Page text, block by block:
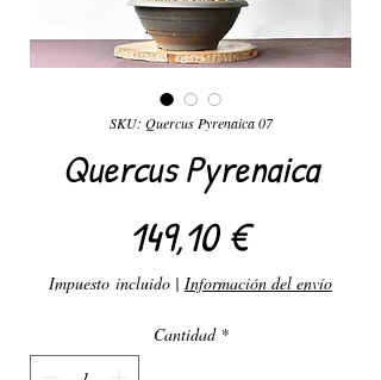
SKU: Quercus Pyrenaica 07
Quercus Pyrenaica
149,10 €Precio
Impuesto incluido | Información del envío
Cantidad *